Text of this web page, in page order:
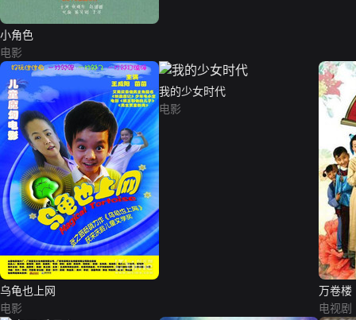
小角色
电影
乌龟也上网
电影
我的少女时代
电影
万卷楼
电视剧